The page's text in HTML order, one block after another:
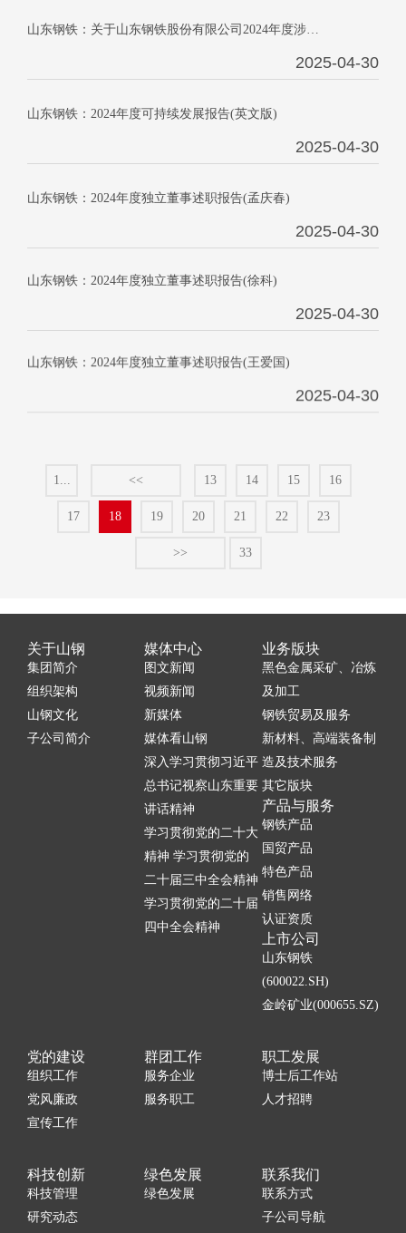
山东钢铁：关于山东钢铁股份有限公司2024年度涉及财务公司关联交易的存款、贷款等金融业务的专项说明
2025-04-30
山东钢铁：2024年度可持续发展报告(英文版)
2025-04-30
山东钢铁：2024年度独立董事述职报告(孟庆春)
2025-04-30
山东钢铁：2024年度独立董事述职报告(徐科)
2025-04-30
山东钢铁：2024年度独立董事述职报告(王爱国)
2025-04-30
1... << 13 14 15 16
17 18 19 20 21 22 23
>> 33
关于山钢
集团简介
组织架构
山钢文化
子公司简介
媒体中心
图文新闻
视频新闻
新媒体
媒体看山钢
深入学习贯彻习近平
总书记视察山东重要
讲话精神
学习贯彻党的二十大
精神 学习贯彻党的
二十届三中全会精神
学习贯彻党的二十届
四中全会精神
业务版块
黑色金属采矿、冶炼
及加工
钢铁贸易及服务
新材料、高端装备制
造及技术服务
其它版块
产品与服务
钢铁产品
国贸产品
特色产品
销售网络
认证资质
上市公司
山东钢铁
(600022.SH)
金岭矿业(000655.SZ)
党的建设
组织工作
党风廉政
宣传工作
群团工作
服务企业
服务职工
职工发展
博士后工作站
人才招聘
科技创新
科技管理
研究动态
绿色发展
绿色发展
联系我们
联系方式
子公司导航